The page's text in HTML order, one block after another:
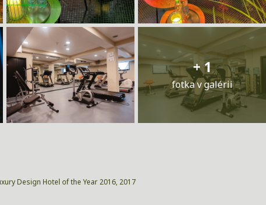
+ 1
fotka v galérii
Design Hotel of the Year 2016, 2017